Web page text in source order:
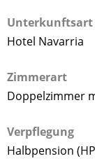
Unterkunftsart
Hotel Navarria
Zimmerart
Doppelzimmer
Verpflegung
Halbpension